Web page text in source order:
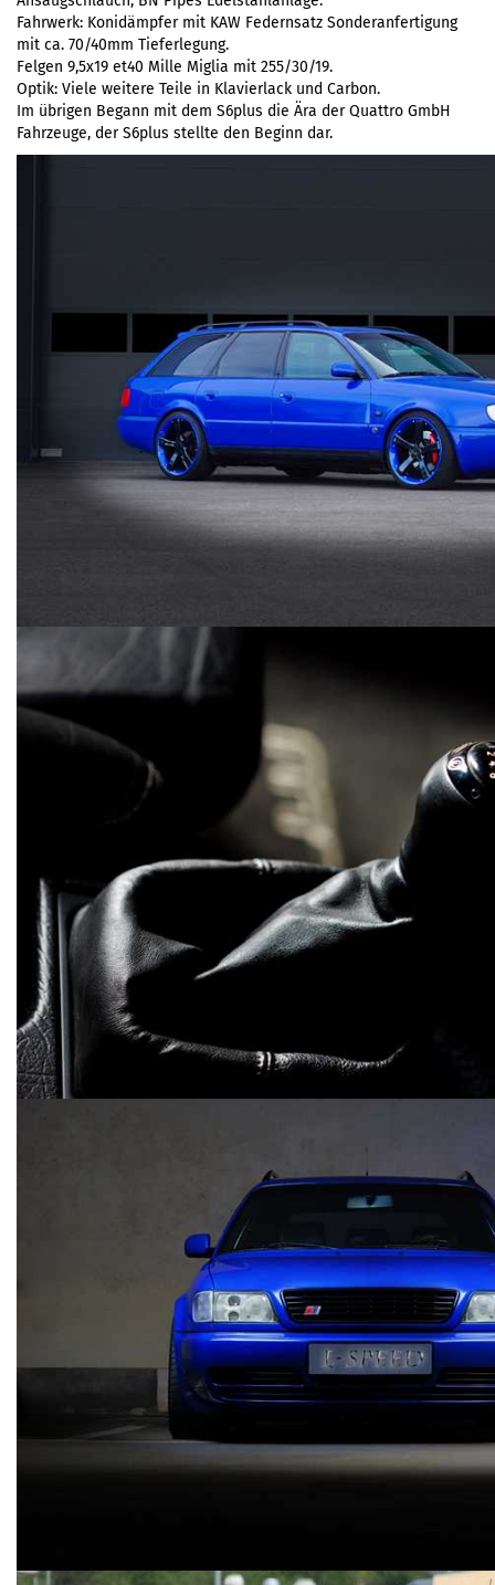
Fahrwerk: Konidämpfer mit KAW Federnsatz Sonderanfertigung
mit ca. 70/40mm Tieferlegung.
Felgen 9,5x19 et40 Mille Miglia mit 255/30/19.
Optik: Viele weitere Teile in Klavierlack und Carbon.
Im übrigen Begann mit dem S6plus die Ära der Quattro GmbH
Fahrzeuge, der S6plus stellte den Beginn dar.